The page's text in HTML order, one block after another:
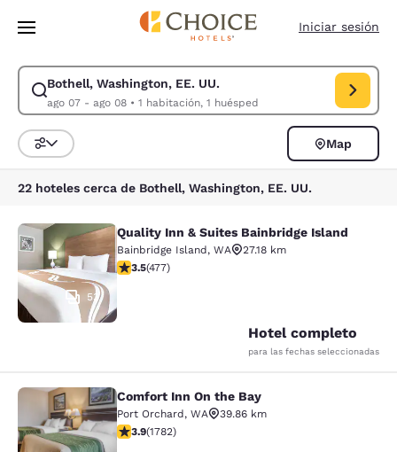
Pasar A Contenido Principal
Iniciar sesión
Bothell, Washington, EE. UU.
ago 07 - ago 08• 1 habitación, 1 huésped
Modificar la búsqueda de Bothell, Washington, EE. UU.. Fecha de
Ordenar y filtrar
Map
22 hoteles cerca de Bothell, Washington, EE. UU.
Quality Inn & Suites Bainbridge
53
Quality Inn & Suites Bainbridge Island
Bainbridge Island, WA
27.18 km
calificación de 3.54 estrellas. Bueno. 477 reseñas
3.5(477)
Hotel completo
para las fechas seleccionadas
Comfort Inn On the Bay
Comfort Inn On the Bay
Port Orchard, WA
39.86 km
calificación de 3.94 estrellas. Bueno. 1782 reseñas
3.9(1782)